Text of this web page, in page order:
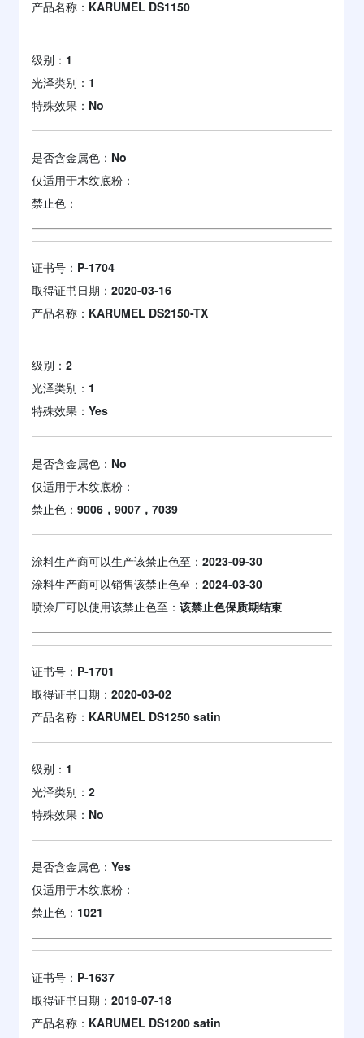
产品名称： KARUMEL DS1150
级别： 1
光泽类别： 1
特殊效果： No
是否含金属色： No
仅适用于木纹底粉：
禁止色：
证书号： P-1704
取得证书日期： 2020-03-16
产品名称： KARUMEL DS2150-TX
级别： 2
光泽类别： 1
特殊效果： Yes
是否含金属色： No
仅适用于木纹底粉：
禁止色： 9006，9007，7039
涂料生产商可以生产该禁止色至： 2023-09-30
涂料生产商可以销售该禁止色至： 2024-03-30
喷涂厂可以使用该禁止色至： 该禁止色保质期结束
证书号： P-1701
取得证书日期： 2020-03-02
产品名称： KARUMEL DS1250 satin
级别： 1
光泽类别： 2
特殊效果： No
是否含金属色： Yes
仅适用于木纹底粉：
禁止色： 1021
证书号： P-1637
取得证书日期： 2019-07-18
产品名称： KARUMEL DS1200 satin